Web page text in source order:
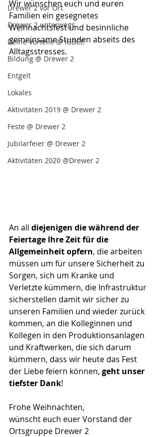
Drewer 2 vor Ort
Drewer 2 unterwegs
Deine Vorteile @ IGBCE
Bildung @ Drewer 2
Entgelt
Lokales
Aktivitäten 2019 @ Drewer 2
Feste @ Drewer 2
Jubilarfeier @ Drewer 2
Aktivitäten 2020 @Drewer 2
Wir wünschen euch und euren
Familien ein gesegnetes
Weihnachtsfest und besinnliche
gemeinsame Stunden abseits des
Alltagsstresses.
An all diejenigen die während der
Feiertage Ihre Zeit für die
Allgemeinheit opfern, die arbeiten
müssen um für unsere Sicherheit zu
Sorgen, sich um Kranke und
Verletzte kümmern, die Infrastruktur
sicherstellen damit wir sicher zu
unseren Familien und wieder zurück
kommen, an die Kolleginnen und
Kollegen in den Produktionsanlagen
und Kraftwerken, die sich darum
kümmern, dass wir heute das Fest
der Liebe feiern können, geht unser
tiefster Dank!
Frohe Weihnachten,
wünscht euch euer Vorstand der
Ortsgruppe Drewer 2